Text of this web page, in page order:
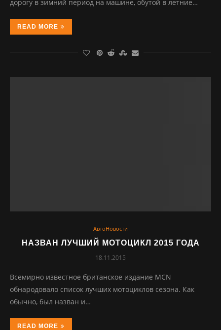
дорогу в зимний период на машине, обутой в летние…
READ MORE
АвтоНовости
НАЗВАН ЛУЧШИЙ МОТОЦИКЛ 2015 ГОДА
18.11.2015
Всемирно известное британское издание MCN
обнародовало список лучших мотоциклов сезона. Как
обычно, был назван и…
READ MORE